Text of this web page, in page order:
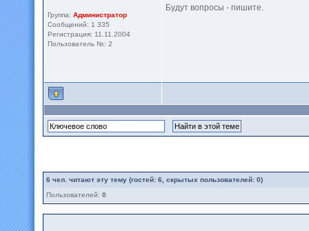
Группа: Администратор
Сообщений: 1 335
Регистрация: 11.11.2004
Пользователь №: 2
Будут вопросы - пишите.
6 чел. читают эту тему (гостей: 6, скрытых пользователей: 0)
Пользователей: 0